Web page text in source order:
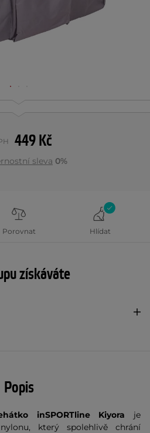
449 Kč
sleva 0%
Porovnat Hlídat
získáváte
Popis
inSPORTline Kiyora je
který spolehlivě chrání